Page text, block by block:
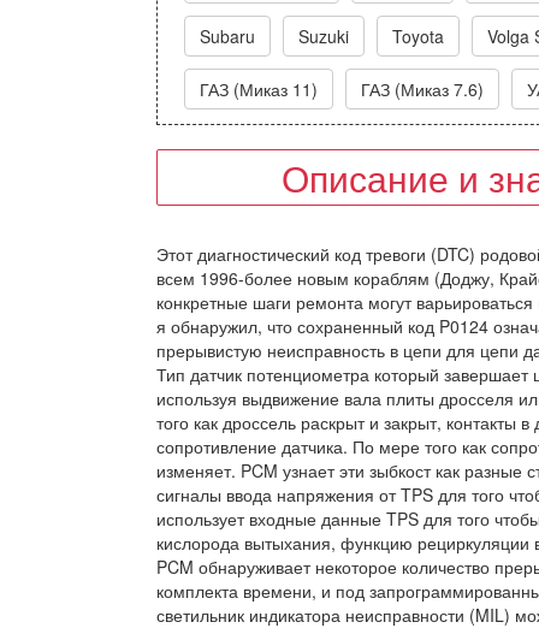
Subaru Suzuki Toyota Volga
ГАЗ (Миказ 11) ГАЗ (Миказ 7.6)
Описание и
Этот диагностический код тревоги (DTC)
всем 1996-более новым кораблям (Доджу,
конкретные шаги ремонта могут
я обнаружил, что сохраненный код P0124
прерывистую неисправность в цепи для цепи
Тип датчик потенциометра который завершает
используя выдвижение вала плиты дросселя
того как дроссель раскрыт и закрыт,
сопротивление датчика. По мере того как
изменяет. PCM узнает эти зыбкост как
сигналы ввода напряжения от TPS для того
использует входные данные TPS для того
кислорода вытыхания, функцию рециркуляции
PCM обнаруживает некоторое количество
комплекта времени, и под
светильник индикатора неисправности (MIL)